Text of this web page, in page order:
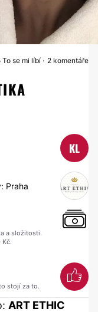
RHINOPLASTIKA
To se mi líbí 2 komentáře
KL
Praha
a složitosti.
Kč.
stojí za to.
ART ETHIC